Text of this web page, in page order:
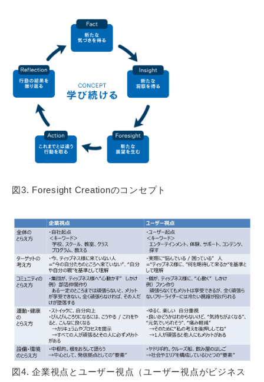
図3. Foresight Creationのコンセプト
図4. 企業視点とユーザー視点（ユーザー視点がビジネス